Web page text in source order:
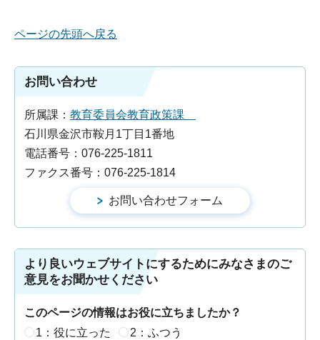
ページの先頭へ戻る
お問い合わせ
所属課： 教育委員会教育政策課
石川県金沢市鞍月1丁目1番地
電話番号：076-225-1811
ファクス番号：076-225-1814
より良いウェブサイトにするためにみなさまのご
意見をお聞かせください
このページの情報はお役に立ちましたか？
1：役に立った
2：ふつう